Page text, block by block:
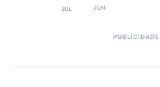
JUN
JUL